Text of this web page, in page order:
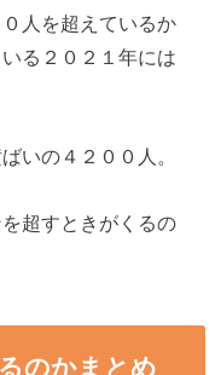
人を超えているか
る２０２１年には
いの４２００人。
超すときがくるの
のかまとめ